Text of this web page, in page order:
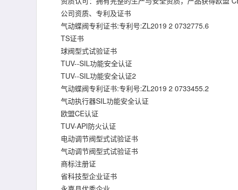
公司资质、专利及证书
气动蝶阀专利证书:专利号:ZL2019 2 0732775.6
TS证书
球阀型式试验证书
TUV--SIL功能安全认证
TUV--SIL功能安全认证2
气动蝶阀专利证书:专利号:ZL2019 2 0733455.2
气动执行器SIL功能安全认证
欧盟CE认证
TUV-API防火认证
电动调节阀型式试验证书
气动调节阀型式试验证书
商标注册证
省科技型企业证书